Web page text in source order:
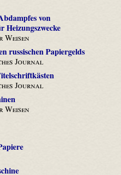
von
Heizungszwecke
Weisen
russischen Papiergelds
Journal
Journal
Weisen